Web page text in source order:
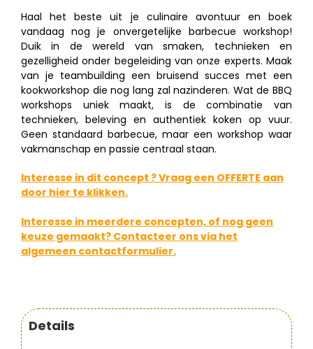
Haal het beste uit je culinaire avontuur en boek
vandaag nog je onvergetelijke barbecue workshop!
Duik in de wereld van smaken, technieken en
gezelligheid onder begeleiding van onze experts. Maak
van je teambuilding een bruisend succes met een
kookworkshop die nog lang zal nazinderen. Wat de BBQ
workshops uniek maakt, is de combinatie van
technieken, beleving en authentiek koken op vuur.
Geen standaard barbecue, maar een workshop waar
vakmanschap en passie centraal staan.
Interesse in dit concept ? Vraag een OFFERTE aan
door hier te klikken.
Interesse in meerdere concepten, of nog geen
keuze gemaakt? Contacteer ons via het
algemeen contactformulier.
Details